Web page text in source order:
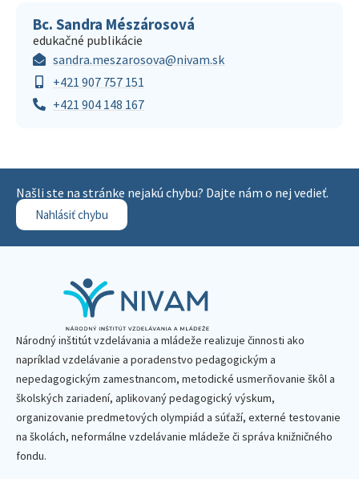
Bc. Sandra Mészárosová
edukačné publikácie
sandra.meszarosova@nivam.sk
+421 907 757 151
+421 904 148 167
Našli ste na stránke nejakú chybu? Dajte nám o nej vedieť.
Nahlásiť chybu
Národný inštitút vzdelávania a mládeže realizuje činnosti ako
napríklad vzdelávanie a poradenstvo pedagogickým a
nepedagogickým zamestnancom, metodické usmerňovanie škôl a
školských zariadení, aplikovaný pedagogický výskum,
organizovanie predmetových olympiád a súťaží, externé testovanie
na školách, neformálne vzdelávanie mládeže či správa knižničného
fondu.